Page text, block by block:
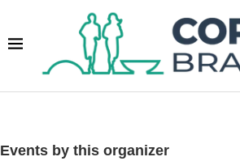
Events by this organizer